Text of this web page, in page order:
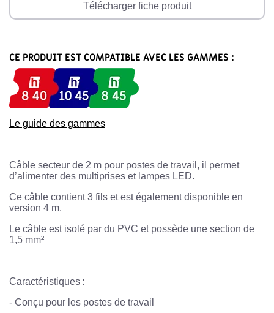
Télécharger fiche produit
CE PRODUIT EST COMPATIBLE AVEC LES GAMMES :
Le guide des gammes
Câble secteur de 2 m pour postes de travail, il permet
d’alimenter des multiprises et lampes LED.
Ce câble contient 3 fils et est également disponible en
version 4 m.
Le câble est isolé par du PVC et possède une section de
1,5 mm²
Caractéristiques :
- Conçu pour les postes de travail